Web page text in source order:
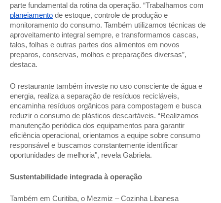
planejamento de estoque, controle de produção e
monitoramento do consumo. Também utilizamos técnicas de
aproveitamento integral sempre, e transformamos cascas,
talos, folhas e outras partes dos alimentos em novos
preparos, conservas, molhos e preparações diversas”,
destaca.
O restaurante também investe no uso consciente de água e
energia, realiza a separação de resíduos recicláveis,
encaminha resíduos orgânicos para compostagem e busca
reduzir o consumo de plásticos descartáveis. “Realizamos
manutenção periódica dos equipamentos para garantir
eficiência operacional, orientamos a equipe sobre consumo
responsável e buscamos constantemente identificar
oportunidades de melhoria", revela Gabriela.
Sustentabilidade integrada à operação
Também em Curitiba, o Mezmiz – Cozinha Libanesa